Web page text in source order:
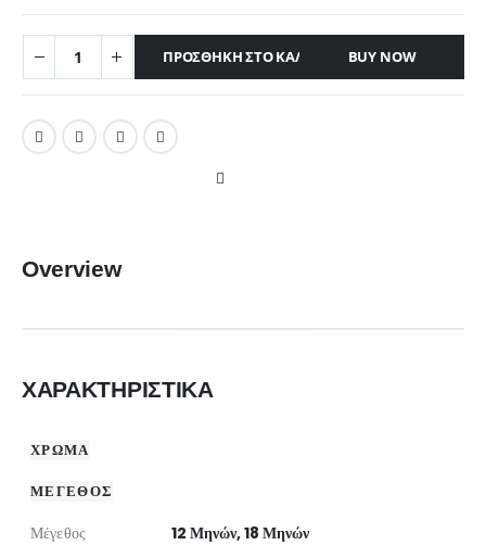
ΠΡΟΣΘΉΚΗ ΣΤΟ ΚΑΛΆΘΙ BUY NOW
Overview
ΧΑΡΑΚΤΗΡΙΣΤΙΚΑ
ΧΡΩΜΑ
ΜΕΓΕΘΟΣ
Μέγεθος 12 Μηνών, 18 Μηνών